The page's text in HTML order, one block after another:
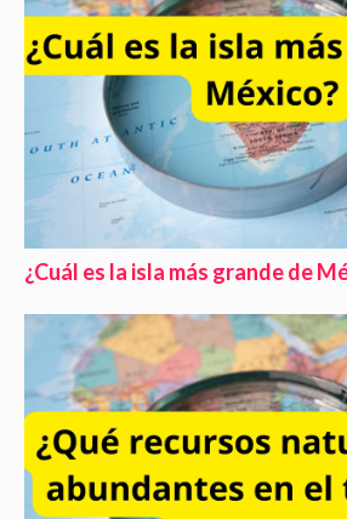
¿Cuál es la isla más grande de